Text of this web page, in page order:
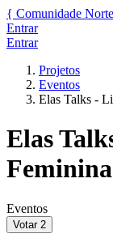
{ Comunidade Norte
Entrar
Entrar
Projetos
Eventos
Elas Talks -
Elas
Eventos
Votar 2